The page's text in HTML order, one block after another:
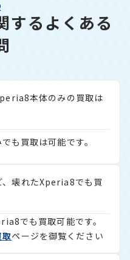
るよくある
本体のみの買取は
も買取は可能です。
、壊れたXperia8でも買
でも買取可能です。
ページを御覧ください